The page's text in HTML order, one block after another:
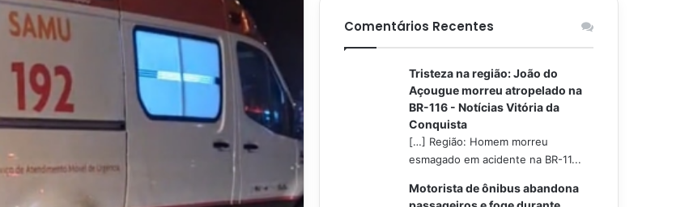
Comentários Recentes
Tristeza na região: João do
Açougue morreu atropelado na
BR-116 - Notícias Vitória da
Conquista
[…] Região: Homem morreu
esmagado em acidente na BR-11...
Motorista de ônibus abandona